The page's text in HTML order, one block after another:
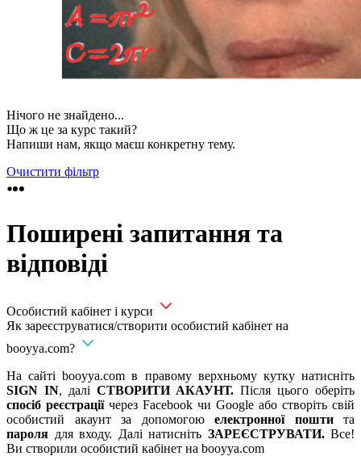
Нічого не знайдено...
Що ж це за курс такий?
Напиши нам, якщо маєш конкретну тему.
Очистити фільтр
Поширені запитання та
відповіді
Особистий кабінет і курси
Як зареєструватися/створити особистий кабінет на
booyya.com?
На сайті booyya.com в правому верхньому кутку натисніть
SIGN IN, далі СТВОРИТИ АКАУНТ.Після цього оберіть
спосіб реєстраціїчерез Facebook чи Google або створіть свій
особистий акаунт за допомогоюелектронної поштита
пароля для входу. Далі натисніть ЗАРЕЄСТРУВАТИ. Все!
Ви створили особистий кабінет на booyya.com